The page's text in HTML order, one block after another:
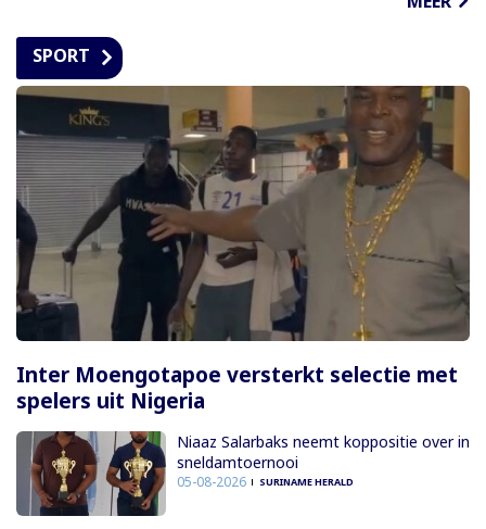
SPORT
Inter Moengotapoe versterkt selectie met
spelers uit Nigeria
Niaaz Salarbaks neemt koppositie over in
sneldamtoernooi
05-08-2026 SURINAME HERALD